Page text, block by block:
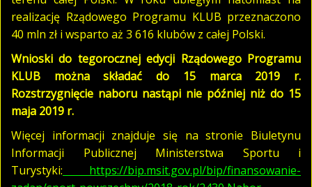
realizację Rządowego Programu KLUB przeznaczono
40 mln zł i wsparto aż 3 616 klubów z całej Polski.
Wnioski do tegorocznej edycji Rządowego Programu
KLUB można składać do 15 marca 2019 r.
Rozstrzygnięcie naboru nastąpi nie później niż do 15
maja 2019 r.
Więcej informacji znajduje się na stronie Biuletynu
Informacji Publicznej Ministerstwa Sportu i
Turystyki: https://bip.msit.gov.pl/bip/finansowanie-